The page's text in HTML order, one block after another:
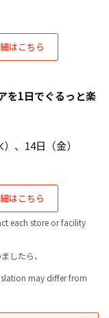
はこちら
を1日でぐるっと楽
、14日（金）
はこちら
each store or facility
したら、
may differ from